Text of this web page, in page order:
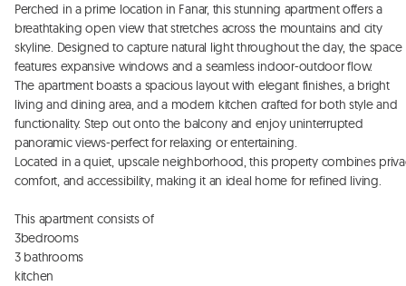
Perched in a prime location in Fanar, this stunning apartment offers a
breathtaking open view that stretches across the mountains and city
skyline. Designed to capture natural light throughout the day, the space
features expansive windows and a seamless indoor-outdoor flow.
The apartment boasts a spacious layout with elegant finishes, a bright
living and dining area, and a modern kitchen crafted for both style and
functionality. Step out onto the balcony and enjoy uninterrupted
panoramic views-perfect for relaxing or entertaining.
Located in a quiet, upscale neighborhood, this property combines
comfort, and accessibility, making it an ideal home for refined living.
This apartment consists of
3bedrooms
3 bathrooms
kitchen